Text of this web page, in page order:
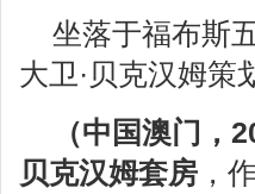
坐落于福布斯
大卫·贝克汉姆策
（中国澳门，
贝克汉姆套房 ，